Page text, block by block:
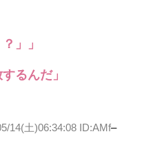
」」
るんだ」
14(土)06:34:08 ID:AMf–